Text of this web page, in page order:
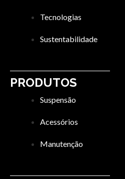
Tecnologias
Sustentabilidade
PRODUTOS
Suspensão
Acessórios
Manutenção